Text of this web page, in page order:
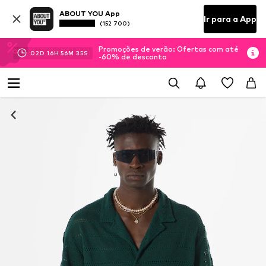
ABOUT YOU App
(152 700) Ir para a App
02D 16H 56M 34S
Promoções de verão: Ofertas com até
-60% de desconto